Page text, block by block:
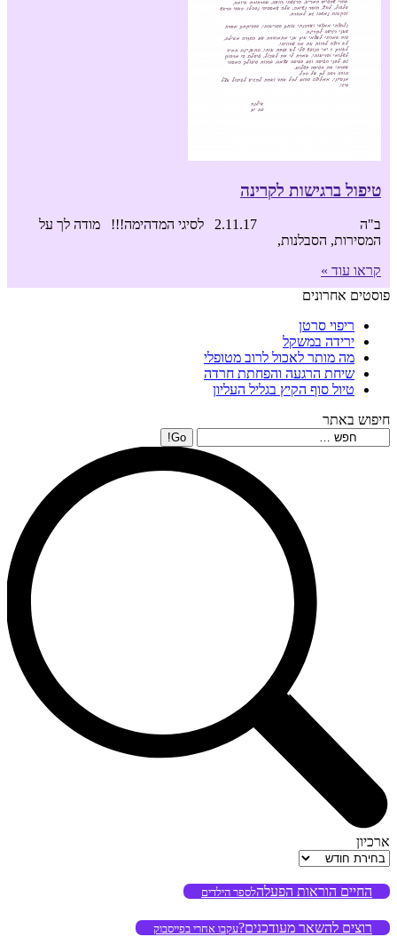
טיפול ברגישות לקרינה
ב"ה 2.11.17 לסיגי המדהימה!!! מודה לך על
המסירות, הסבלנות,
קראו עוד »
פוסטים אחרונים
ריפוי סרטן
ירידה במשקל
מה מותר לאכול לרוב מטופלי
שיחת הרגעה והפחתת חרדה
טיול סוף הקיץ בגליל העליון
חיפוש באתר
Search:
ארכיון
ארכיון
החיים הוראות הפעלהלספר הילדים
רוצים להשאר מעודכנים?עקבו אחרי בפייסבוק